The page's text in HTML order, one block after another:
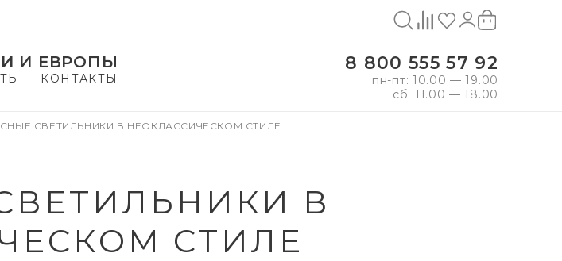
И ЕВРОПЫ
КОНТАКТЫ
8 800 555 57 92
пн-пт: 10.00 — 19.00
сб: 11.00 — 18.00
СВЕТИЛЬНИКИ В НЕОКЛАССИЧЕСКОМ СТИЛЕ
В
СТИЛЕ